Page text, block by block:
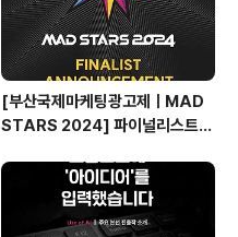
[부산국제마케팅광고제ㅣMAD
STARS 2024] 파이널리스트